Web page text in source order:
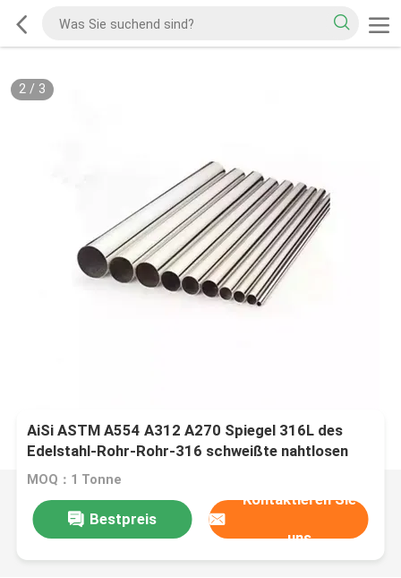
2/ 3
AiSi ASTM A554 A312 A270 Spiegel 316L des
Edelstahl-Rohr-Rohr-316 schweißte nahtlosen
Rundstahl
MOQ：1 Tonne
Bestpreis
Kontaktieren Sie
uns